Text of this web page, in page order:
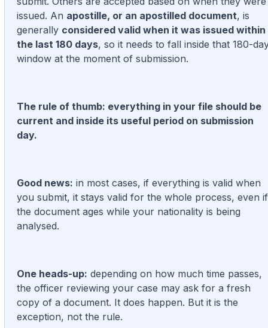
issued. An apostille, or an apostilled document, is
generally considered valid when it was issued within
the last 180 days, so it needs to fall inside that 180-
window at the moment of submission.
The rule of thumb: everything in your file should be
current and inside its useful period on submission
day.
Good news: in most cases, if everything is valid when
you submit, it stays valid for the whole process, even if
the document ages while your nationality is being
analysed.
One heads-up: depending on how much time passes,
the officer reviewing your case may ask for a fresh
copy of a document. It does happen. But it is the
exception, not the rule.